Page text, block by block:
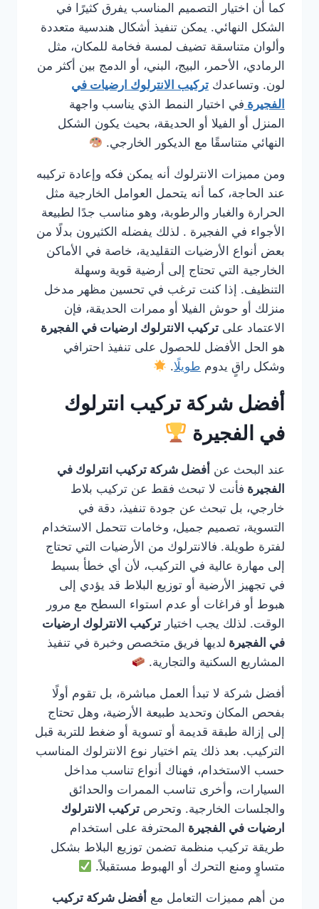
كما أن اختيار التصميم المناسب يفرق كثيرًا في
الشكل النهائي. يمكن تنفيذ أشكال هندسية متعددة
وألوان متناسقة تضيف لمسة فخامة للمكان، مثل
الرمادي، الأحمر، البيج، البني، أو الدمج بين أكثر من
لون. وتساعدك تركيب الانترلوك ارضيات في
الفجيرة في اختيار النمط الذي يناسب واجهة
المنزل أو الفيلا أو الحديقة، بحيث يكون الشكل
النهائي متناسقًا مع الديكور الخارجي.
ومن مميزات الانترلوك أنه يمكن فكه وإعادة تركيبه
عند الحاجة، كما أنه يتحمل العوامل الخارجية مثل
الحرارة والغبار والرطوبة، وهو مناسب جدًا لطبيعة
الأجواء في الفجيرة . لذلك يفضله الكثيرون بدلًا من
بعض أنواع الأرضيات التقليدية، خاصة في الأماكن
الخارجية التي تحتاج إلى أرضية قوية وسهلة
التنظيف. إذا كنت ترغب في تحسين مظهر مدخل
منزلك أو حوش الفيلا أو ممرات الحديقة، فإن
الاعتماد على تركيب الانترلوك ارضيات في الفجيرة
هو الحل الأفضل للحصول على تنفيذ احترافي
وشكل راقٍ يدوم طويلًا.
أفضل شركة تركيب انترلوك
في الفجيرة
عند البحث عن أفضل شركة تركيب انترلوك في
الفجيرة فأنت لا تبحث فقط عن تركيب بلاط
خارجي، بل تبحث عن جودة تنفيذ، دقة في
التسوية، تصميم جميل، وخامات تتحمل الاستخدام
لفترة طويلة. فالانترلوك من الأرضيات التي تحتاج
إلى مهارة عالية في التركيب، لأن أي خطأ بسيط
في تجهيز الأرضية أو توزيع البلاط قد يؤدي إلى
هبوط أو فراغات أو عدم استواء السطح مع مرور
الوقت. لذلك يجب اختيار تركيب الانترلوك ارضيات
في الفجيرة لديها فريق متخصص وخبرة في تنفيذ
المشاريع السكنية والتجارية.
أفضل شركة لا تبدأ العمل مباشرة، بل تقوم أولًا
بفحص المكان وتحديد طبيعة الأرضية، وهل تحتاج
إلى إزالة طبقة قديمة أو تسوية أو ضغط للتربة قبل
التركيب. بعد ذلك يتم اختيار نوع الانترلوك المناسب
حسب الاستخدام، فهناك أنواع تناسب مداخل
السيارات، وأخرى تناسب الممرات والحدائق
والجلسات الخارجية. وتحرص تركيب الانترلوك
ارضيات في الفجيرة المحترفة على استخدام
طريقة تركيب منظمة تضمن توزيع البلاط بشكل
متساوٍ ومنع التحرك أو الهبوط مستقبلاً.
من أهم مميزات التعامل مع أفضل شركة تركيب